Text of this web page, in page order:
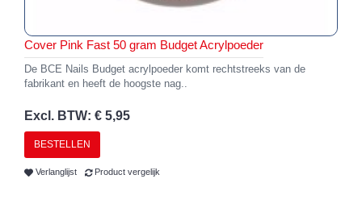
Cover Pink Fast 50 gram Budget Acrylpoeder
De BCE Nails Budget acrylpoeder komt rechtstreeks van de
fabrikant en heeft de hoogste nag..
Excl. BTW: € 5,95
BESTELLEN
Verlanglijst Product vergelijk